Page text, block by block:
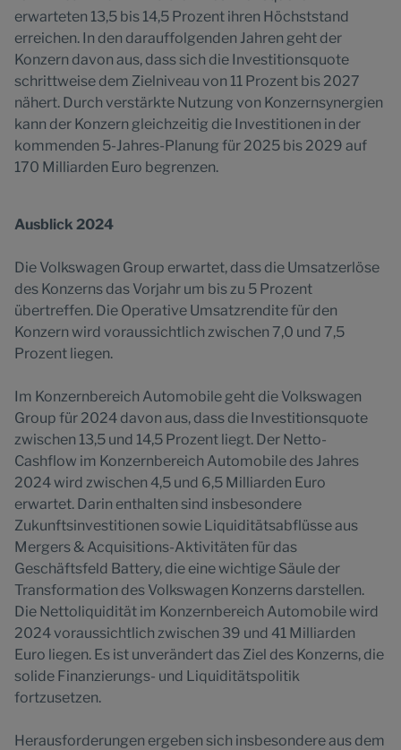
erwarteten 13,5 bis 14,5 Prozent ihren Höchststand
erreichen. In den darauffolgenden Jahren geht der
Konzern davon aus, dass sich die Investitionsquote
schrittweise dem Zielniveau von 11 Prozent bis 2027
nähert. Durch verstärkte Nutzung von Konzernsynergien
kann der Konzern gleichzeitig die Investitionen in der
kommenden 5-Jahres-Planung für 2025 bis 2029 auf
170 Milliarden Euro begrenzen.
Ausblick 2024
Die Volkswagen Group erwartet, dass die Umsatzerlöse
des Konzerns das Vorjahr um bis zu 5 Prozent
übertreffen. Die Operative Umsatzrendite für den
Konzern wird voraussichtlich zwischen 7,0 und 7,5
Prozent liegen.
Im Konzernbereich Automobile geht die Volkswagen
Group für 2024 davon aus, dass die Investitionsquote
zwischen 13,5 und 14,5 Prozent liegt. Der Netto-
Cashflow im Konzernbereich Automobile des Jahres
2024 wird zwischen 4,5 und 6,5 Milliarden Euro
erwartet. Darin enthalten sind insbesondere
Zukunftsinvestitionen sowie Liquiditätsabflüsse aus
Mergers & Acquisitions-Aktivitäten für das
Geschäftsfeld Battery, die eine wichtige Säule der
Transformation des Volkswagen Konzerns darstellen.
Die Nettoliquidität im Konzernbereich Automobile wird
2024 voraussichtlich zwischen 39 und 41 Milliarden
Euro liegen. Es ist unverändert das Ziel des Konzerns, die
solide Finanzierungs- und Liquiditätspolitik
fortzusetzen.
Herausforderungen ergeben sich insbesondere aus dem